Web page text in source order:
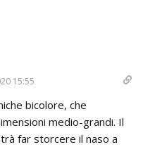
15:55
bicolore, che
medio-grandi. Il
far storcere il naso a